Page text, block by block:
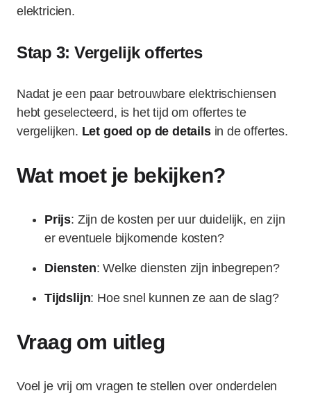
elektricien.
Stap 3: Vergelijk offertes
Nadat je een paar betrouwbare elektrischiensen
hebt geselecteerd, is het tijd om offertes te
vergelijken. Let goed op de detailsin de offertes.
Wat moet je bekijken?
Prijs: Zijn de kosten per uur duidelijk, en zijn
er eventuele bijkomende kosten?
Diensten: Welke diensten zijn inbegrepen?
Tijdslijn: Hoe snel kunnen ze aan de slag?
Vraag om uitleg
Voel je vrij om vragen te stellen over onderdelen